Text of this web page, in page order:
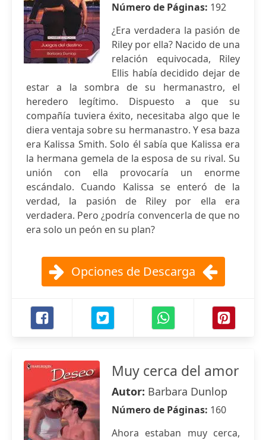
Número de Páginas: 192
¿Era verdadera la pasión de
Riley por ella? Nacido de una
relación equivocada, Riley
Ellis había decidido dejar de
estar a la sombra de su hermanastro, el
heredero legítimo. Dispuesto a que su
compañía tuviera éxito, necesitaba algo que le
diera ventaja sobre su hermanastro. Y esa baza
era Kalissa Smith. Solo él sabía que Kalissa era
la hermana gemela de la esposa de su rival. Su
unión con ella provocaría un enorme
escándalo. Cuando Kalissa se enteró de la
verdad, la pasión de Riley por ella era
verdadera. Pero ¿podría convencerla de que no
era solo un peón en su plan?
Opciones de Descarga
Muy cerca del amor
Autor: Barbara Dunlop
Número de Páginas: 160
Ahora estaban muy cerca,